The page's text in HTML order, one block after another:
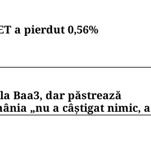
a pierdut 0,56%
Baa3, dar păstrează
„nu a câștigat nimic, a